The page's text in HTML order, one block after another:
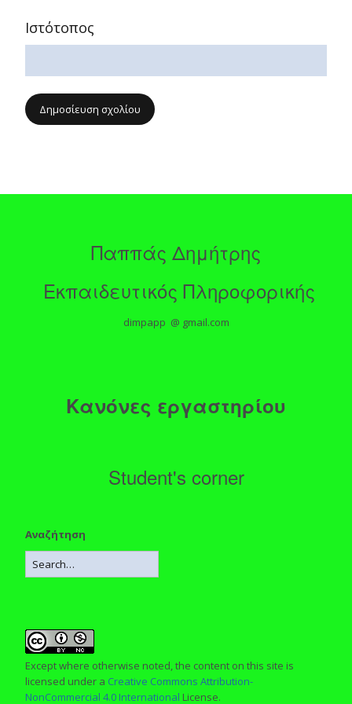
Ιστότοπος
Παππάς Δημήτρης
Εκπαιδευτικός Πληροφορικής
dimpapp @ gmail.com
Κανόνες εργαστηρίου
Student's corner
Αναζήτηση
Except where otherwise noted, the content on this site is
licensed under a Creative Commons Attribution-
NonCommercial 4.0 International License.